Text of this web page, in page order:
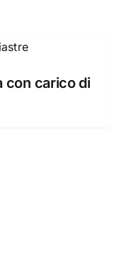
con carico di